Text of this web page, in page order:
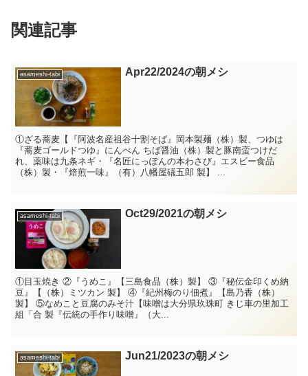
関連記事
asameshi-tabi Apr22/2024の朝メシ
①ざる蕎麦【『阿波名産祖谷十割そば』岡本製麺（株）製、つゆは
『蕎麦ゴールドつゆ』にんべん ちば醤油（株）製と豚南蛮つけだ
れ、薬味は九条ネギ・『名匠にっぽんの本わさび』エスビー食品
（株）製・『焙煎一味』（有）八幡屋礒五郎 製】 ...
asameshi-tabi Oct29/2021の朝メシ
①目玉焼き ②『うめこ』【三島食品（株）製】 ③『秘伝金印くめ納
豆』【（株）ミツカン 製】 ④『紀州梅のり佃煮』【島乃香（株）
製】 ⑤なめこと豆腐のみそ汁【味噌は大分県玖珠町 きじ車の里加工
組「合 製『伝統の手作り味噌』（大...
asameshi-tabi Jun21/2023の朝メシ